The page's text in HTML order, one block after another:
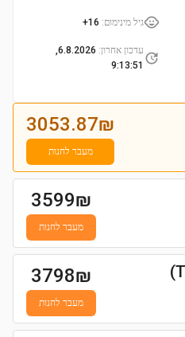
גיל מינימום:
16+
עדכון אחרון:
6.8.2026,
9:13:51
3053.87₪
מעבר לחנות
3599₪
מעבר לחנות
3798₪
מעבר לחנות